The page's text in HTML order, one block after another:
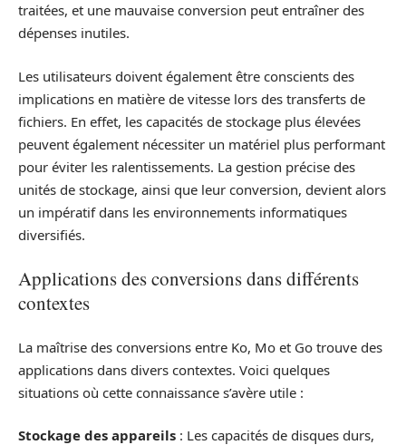
traitées, et une mauvaise conversion peut entraîner des
dépenses inutiles.
Les utilisateurs doivent également être conscients des
implications en matière de vitesse lors des transferts de
fichiers. En effet, les capacités de stockage plus élevées
peuvent également nécessiter un matériel plus performant
pour éviter les ralentissements. La gestion précise des
unités de stockage, ainsi que leur conversion, devient alors
un impératif dans les environnements informatiques
diversifiés.
Applications des conversions dans différents
contextes
La maîtrise des conversions entre Ko, Mo et Go trouve des
applications dans divers contextes. Voici quelques
situations où cette connaissance s’avère utile :
Stockage des appareils : Les capacités de disques durs,